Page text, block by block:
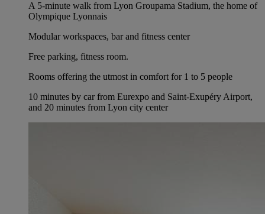
A 5-minute walk from Lyon Groupama Stadium, the home of
Olympique Lyonnais
Modular workspaces, bar and fitness center
Free parking, fitness room.
Rooms offering the utmost in comfort for 1 to 5 people
10 minutes by car from Eurexpo and Saint-Exupéry Airport,
and 20 minutes from Lyon city center